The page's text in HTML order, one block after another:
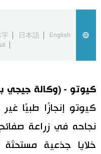
سياحة وسفر
اليابان في فيديو
مانغا وأنيمي
الأقسام
English
日本語
字
كيوتو - (وكالة جيجي
كيوتو إنجازًا طبيًا
نجاحه في زراعة